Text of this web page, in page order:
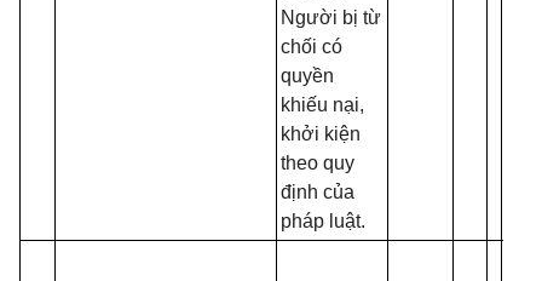
Người bị từ
chối có
quyền
khiếu nại,
khởi kiện
theo quy
định của
pháp luật.